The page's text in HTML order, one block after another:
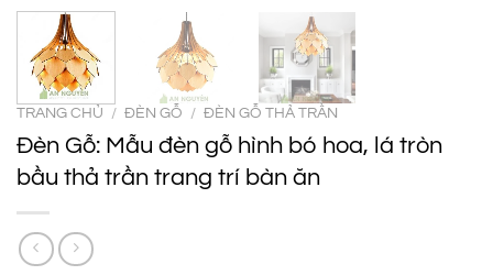
TRANG CHỦ / ĐÈN GỖ / ĐÈN GỖ THẢ TRẦN
Đèn Gỗ: Mẫu đèn gỗ hình bó hoa, lá tròn
bầu thả trần trang trí bàn ăn